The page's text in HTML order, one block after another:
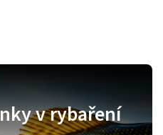
v rybaření